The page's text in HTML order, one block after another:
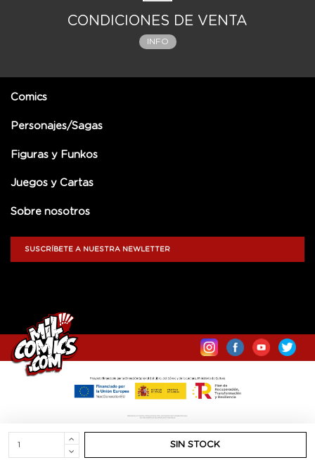
SIN STOCK
CONDICIONES DE VENTA
INFO
Comics
Personajes/Sagas
Figuras y Funkos
Juegos y Cartas
Sobre nosotros
SUSCRÍBETE A NUESTRA NEWLETTER